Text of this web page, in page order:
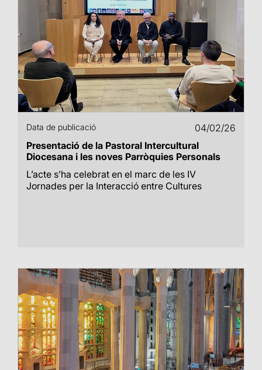
Data de publicació
04/02/26
Presentació de la Pastoral Intercultural
Diocesana i les noves Parròquies Personals
L’acte s’ha celebrat en el marc de les IV
Jornades per la Interacció entre Cultures